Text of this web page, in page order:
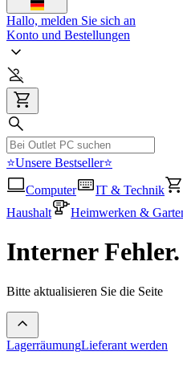
Hallo, melden Sie sich an
Konto und Bestellungen
⭐Unsere Bestseller⭐
Computer
IT & Technik
Haushalt
Heimwerken &
Interner Fehler.
Bitte aktualisieren Sie die Seite
LagerräumungLieferant werden